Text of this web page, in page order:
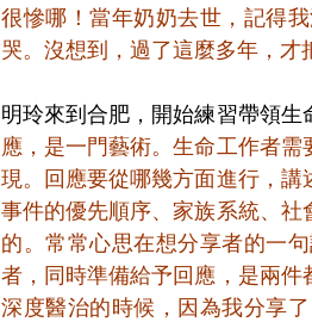
很慘哪！當年奶奶去世，記得
哭。沒想到，過了這麼多年，才
明玲來到合肥，開始練習帶領生
應，是一門藝術。生命工作者
現。回應要從哪幾方面進行，
事件的優先順序、家族系統、
的。常常心思在想分享者的一
者，同時準備給予回應，是兩
深度醫治的時候，因為我分享